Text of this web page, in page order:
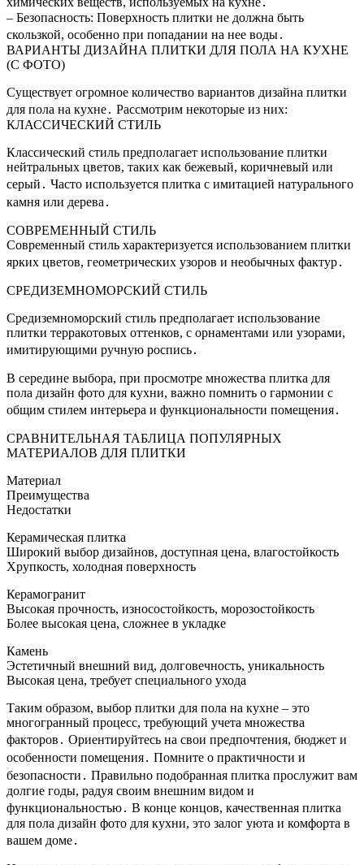
– Безопасность: Поверхность плитки не должна быть
скользкой, особенно при попадании на нее воды․
ВАРИАНТЫ ДИЗАЙНА ПЛИТКИ ДЛЯ ПОЛА НА КУХНЕ
(С ФОТО)
Существует огромное количество вариантов дизайна плитки
для пола на кухне․ Рассмотрим некоторые из них:
КЛАССИЧЕСКИЙ СТИЛЬ
Классический стиль предполагает использование плитки
нейтральных цветов, таких как бежевый, коричневый или
серый․ Часто используется плитка с имитацией натурального
камня или дерева․
СОВРЕМЕННЫЙ СТИЛЬ
Современный стиль характеризуется использованием плитки
ярких цветов, геометрических узоров и необычных фактур․
СРЕДИЗЕМНОМОРСКИЙ СТИЛЬ
Средиземноморский стиль предполагает использование
плитки терракотовых оттенков, с орнаментами или узорами,
имитирующими ручную роспись․
В середине выбора, при просмотре множества плитка для
пола дизайн фото для кухни, важно помнить о гармонии с
общим стилем интерьера и функциональности помещения․
СРАВНИТЕЛЬНАЯ ТАБЛИЦА ПОПУЛЯРНЫХ
МАТЕРИАЛОВ ДЛЯ ПЛИТКИ
Материал
Преимущества
Недостатки
Керамическая плитка
Широкий выбор дизайнов, доступная цена, влагостойкость
Хрупкость, холодная поверхность
Керамогранит
Высокая прочность, износостойкость, морозостойкость
Более высокая цена, сложнее в укладке
Камень
Эстетичный внешний вид, долговечность, уникальность
Высокая цена, требует специального ухода
Таким образом, выбор плитки для пола на кухне – это
многогранный процесс, требующий учета множества
факторов․ Ориентируйтесь на свои предпочтения, бюджет и
особенности помещения․ Помните о практичности и
безопасности․ Правильно подобранная плитка прослужит вам
долгие годы, радуя своим внешним видом и
функциональностью․ В конце концов, качественная плитка
для пола дизайн фото для кухни, это залог уюта и комфорта в
вашем доме․